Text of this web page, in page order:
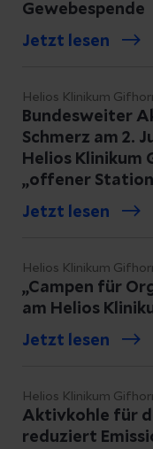
Gewebespende
Jetzt lesen
Helios Klinikum
Bundesweiter
Schmerz am 2.
Helios
„offener
Jetzt lesen
Helios Klinikum
„Campen für
am Helios
Jetzt lesen
Helios Klinikum
Aktivkohle für
reduziert